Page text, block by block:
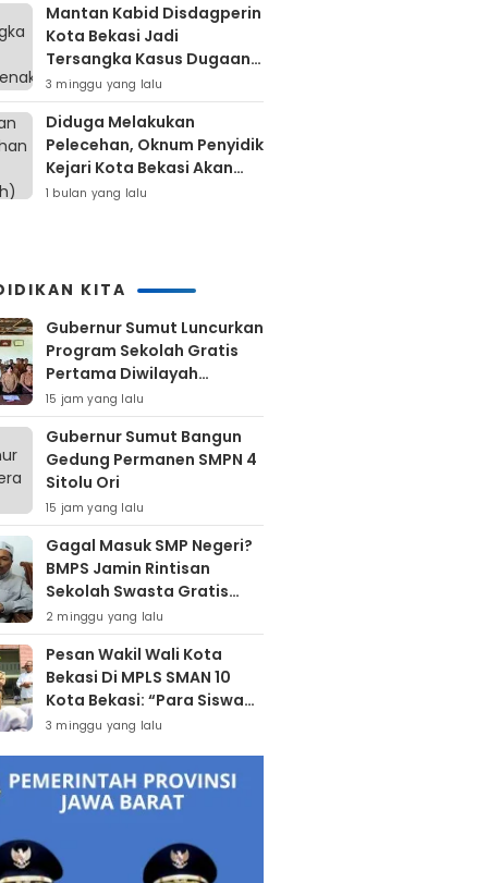
Mantan Kabid Disdagperin
Kota Bekasi Jadi
Tersangka Kasus Dugaan
Pungli MCK Pasar
Bantargebang
3 minggu yang lalu
Diduga Melakukan
Pelecehan, Oknum Penyidik
Kejari Kota Bekasi Akan
Dilaporkan
1 bulan yang lalu
KITA
Gubernur Sumut Luncurkan
Program Sekolah Gratis
Pertama Diwilayah
Kepulauan Nias
15 jam yang lalu
Gubernur Sumut Bangun
Gedung Permanen SMPN 4
Sitolu Ori
15 jam yang lalu
Gagal Masuk SMP Negeri?
BMPS Jamin Rintisan
Sekolah Swasta Gratis
Untuk Masyarakat Kota
Bekasi
2 minggu yang lalu
Pesan Wakil Wali Kota
Bekasi Di MPLS SMAN 10
Kota Bekasi: “Para Siswa
Hindari Perilaku Yang
Norma Masyarakat
Maupun Agama”
3 minggu yang lalu